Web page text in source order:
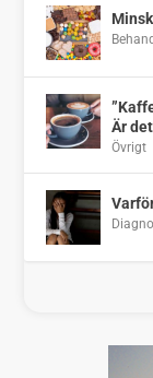
Är
Övrigt